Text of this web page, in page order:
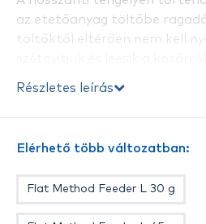
az etetőanyag töltőbe
töltőktől eltérően nem kell
Részletes leírás
Elérhető több változatban:
Flat Method Feeder L 30 g